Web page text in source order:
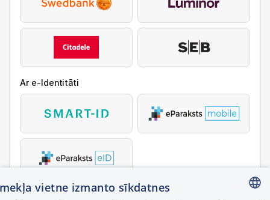
Ar e-Identitāti
vietne izmanto sīkdatnes